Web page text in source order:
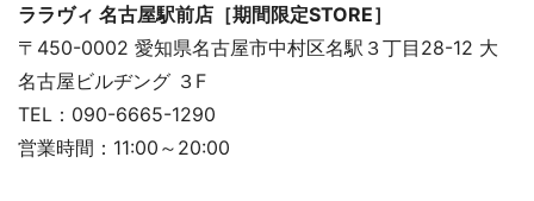
ララヴィ 名古屋駅前店［期間限定STORE］
〒450-0002 愛知県名古屋市中村区名駅３丁目28-12 大
名古屋ビルヂング ３F
TEL：090-6665-1290
営業時間：11:00～20:00